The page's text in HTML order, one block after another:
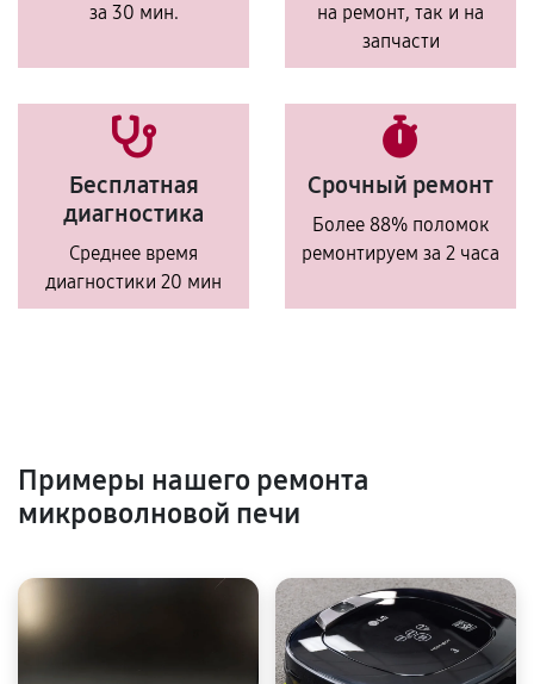
за 30 мин.
на ремонт, так и на
запчасти
Бесплатная
диагностика
Среднее время
диагностики 20 мин
Срочный ремонт
Более 88% поломок
ремонтируем за 2 часа
Примеры нашего ремонта
микроволновой печи